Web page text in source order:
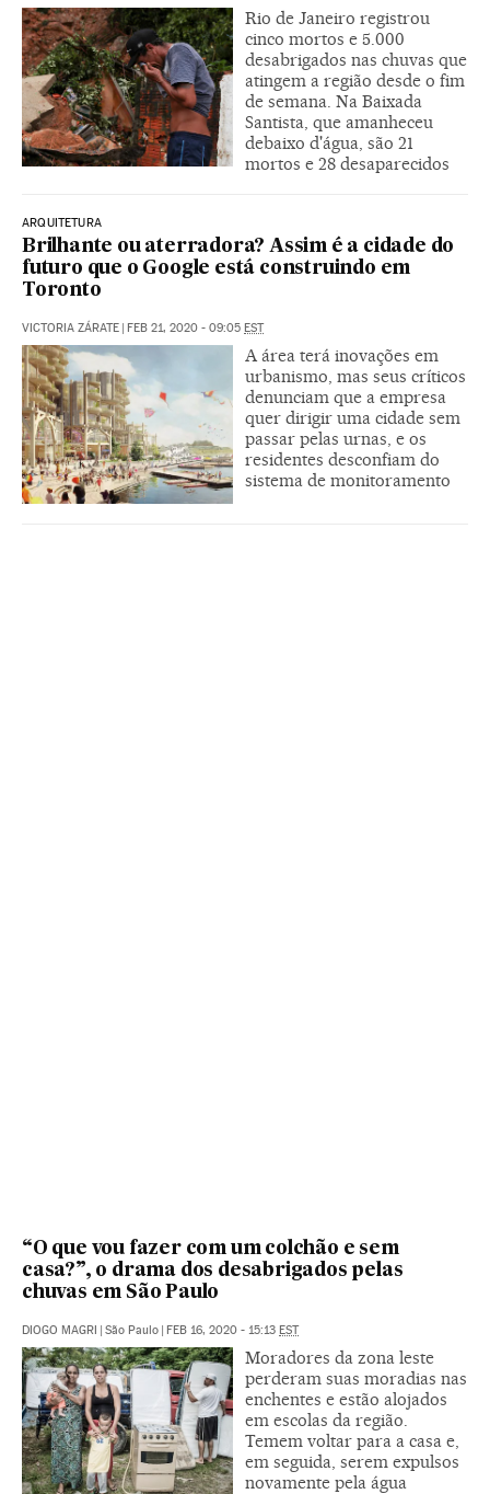
Rio de Janeiro registrou
cinco mortos e 5.000
desabrigados nas chuvas que
atingem a região desde o fim
de semana. Na Baixada
Santista, que amanheceu
debaixo d'água, são 21
mortos e 28 desaparecidos
ARQUITETURA
Brilhante ou aterradora? Assim é a cidade do
futuro que o Google está construindo em
Toronto
VICTORIA ZÁRATE | FEB 21, 2020 - 09:05 EST
A área terá inovações em
urbanismo, mas seus críticos
denunciam que a empresa
quer dirigir uma cidade sem
passar pelas urnas, e os
residentes desconfiam do
sistema de monitoramento
“O que vou fazer com um colchão e sem
casa?”, o drama dos desabrigados pelas
chuvas em São Paulo
DIOGO MAGRI | São Paulo | FEB 16, 2020 - 15:13 EST
Moradores da zona leste
perderam suas moradias nas
enchentes e estão alojados
em escolas da região.
Temem voltar para a casa e,
em seguida, serem expulsos
novamente pela água